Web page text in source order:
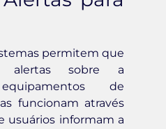
permitem que
alertas sobre a
de
funcionam através
usuários informam a